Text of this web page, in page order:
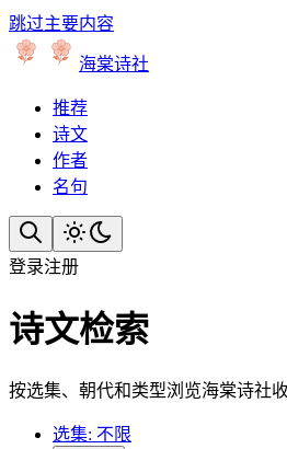
跳过主要内容
海棠诗社
推荐
诗文
作者
名句
登录注册
诗文检索
按选集、朝代和类型浏览海棠诗社
选集: 不限